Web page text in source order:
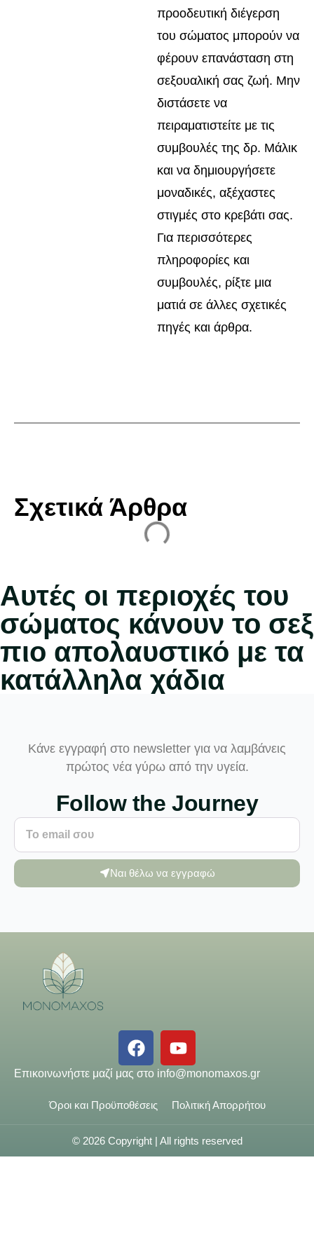
προοδευτική διέγερση
του σώματος μπορούν να
φέρουν επανάσταση στη
σεξουαλική σας ζωή. Μην
διστάσετε να
πειραματιστείτε με τις
συμβουλές της δρ. Μάλικ
και να δημιουργήσετε
μοναδικές, αξέχαστες
στιγμές στο κρεβάτι σας.
Για περισσότερες
πληροφορίες και
συμβουλές, ρίξτε μια
ματιά σε άλλες σχετικές
πηγές και άρθρα.
Σχετικά Άρθρα
Αυτές οι περιοχές του
σώματος κάνουν το σεξ
πιο απολαυστικό με τα
κατάλληλα χάδια
Κάνε εγγραφή στο newsletter για να λαμβάνεις
πρώτος νέα γύρω από την υγεία.
Follow the Journey
Ναι θέλω να εγγραφώ
Επικοινωνήστε μαζί μας στο info@monomaxos.gr
Όροι και Προϋποθέσεις Πολιτική Απορρήτου
© 2026 Copyright | All rights reserved